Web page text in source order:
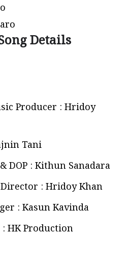
Details
Producer : Hridoy
Tani
DOP : Kithun Sanadara
: Hridoy Khan
: Kasun Kavinda
HK Production